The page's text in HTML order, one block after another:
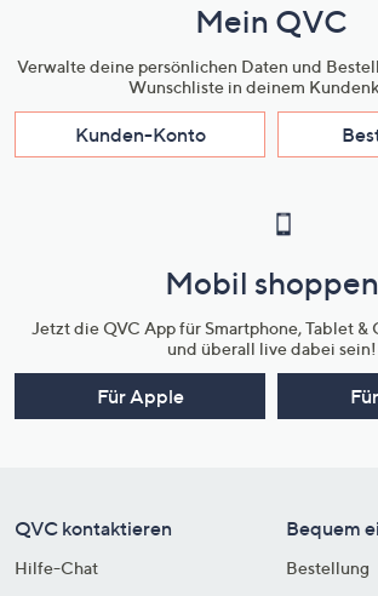
Mein QVC
Verwalte deine persönlichen Daten und
Wunschliste in deinem
Kunden-Konto
Mobil shoppen
Jetzt die QVC App für Smartphone, Tablet &
und überall live dabei sein!
Für Apple
QVC kontaktieren
Hilfe-Chat
Bequem
Bestellung